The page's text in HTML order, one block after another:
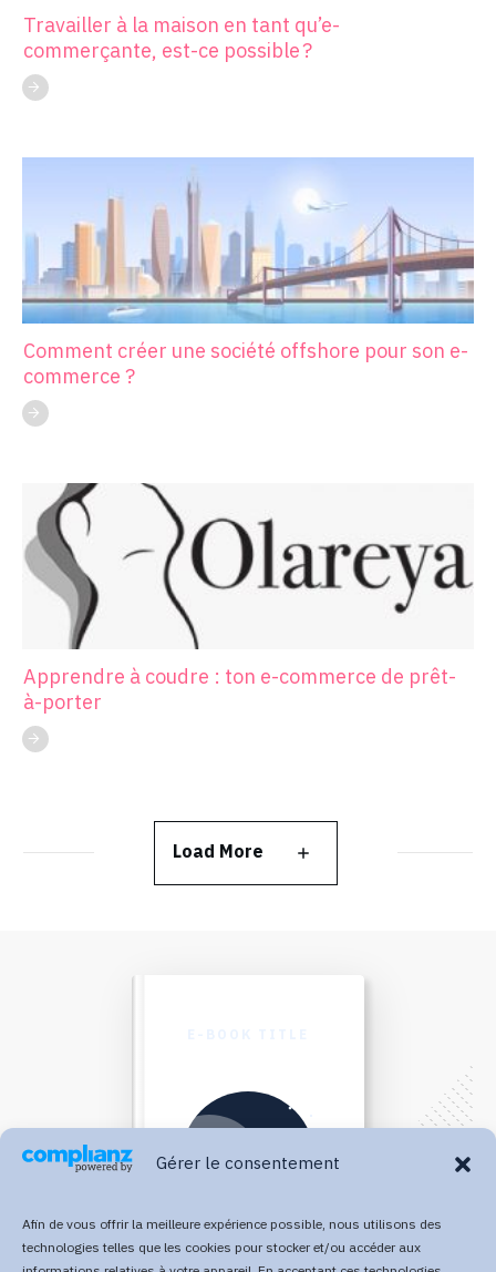
Gérer le consentement
Afin de vous offrir la meilleure expérience possible, nous utilisons des
technologies telles que les cookies pour stocker et/ou accéder aux
Travailler à la maison en tant qu’e-
commerçante, est-ce possible ?
Comment créer une société offshore pour son e-
commerce ?
Apprendre à coudre : ton e-commerce de prêt-
à-porter
Load More